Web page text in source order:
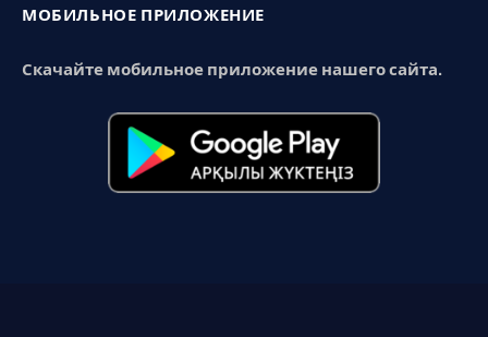
МОБИЛЬНОЕ ПРИЛОЖЕНИЕ
Скачайте мобильное приложение нашего сайта.